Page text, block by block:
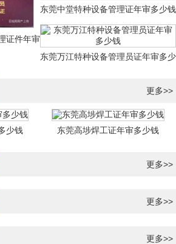
证件年审
东莞中堂特种设备管理证年审多少钱
东莞万江特种设备管理员证年审多少
更多>>
少钱 东莞高埗焊工证年审多少钱
更多>>
更多>>
更多>>